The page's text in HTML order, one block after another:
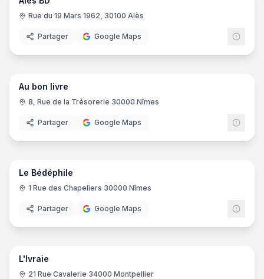
Rue du 19 Mars 1962, 30100 Alès
Partager Google Maps
7
Au bon livre
8, Rue de la Trésorerie 30000 Nîmes
Partager Google Maps
7
Le Bédéphile
1 Rue des Chapeliers 30000 Nîmes
Partager Google Maps
9
L'Ivraie
21 Rue Cavalerie 34000 Montpellier